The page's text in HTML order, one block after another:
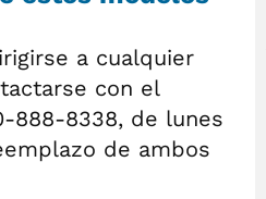
a cualquier
con el
888-8338, de lunes
de ambos